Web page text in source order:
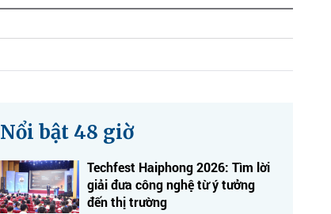
Nổi bật 48 giờ
Techfest Haiphong 2026: Tìm lời
giải đưa công nghệ từ ý tưởng
đến thị trường